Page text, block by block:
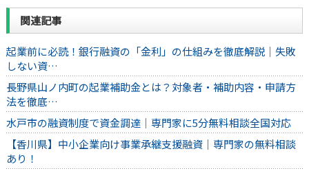
関連記事
起業前に必読！銀行融資の「金利」の仕組みを徹底解説｜失敗
しない資…
長野県山ノ内町の起業補助金とは？対象者・補助内容・申請方
法を徹底…
水戸市の融資制度で資金調達｜専門家に5分無料相談全国対応
【香川県】中小企業向け事業承継支援融資｜専門家の無料相談
あり！